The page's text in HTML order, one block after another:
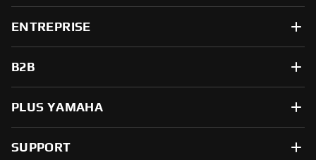
ENTREPRISE
B2B
PLUS YAMAHA
SUPPORT